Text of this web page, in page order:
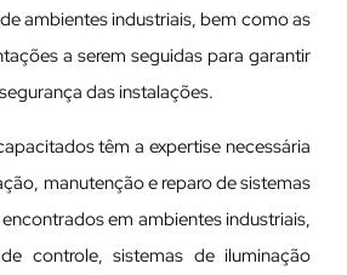
ambientes industriais, bem como as
a serem seguidas para garantir
das instalações.
têm a expertise necessária
manutenção e reparo de sistemas
em ambientes industriais,
controle, sistemas de iluminação